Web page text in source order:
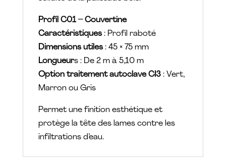
Profil C01 – Couvertine
Caractéristiques: Profil raboté
Dimensions utiles: 45 × 75 mm
Longueurs : De 2 m à 5,10 m
Option traitement autoclave CI3: Vert,
Marron ou Gris
Permet une finition esthétique et
protège la tête des lames contre les
infiltrations d’eau.